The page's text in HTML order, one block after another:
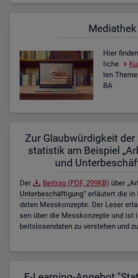
Me­dia­thek
Hier
li­che
len
BA
Zur Glaub­wür­dig­keit
sta­tis­tik am Bei­spiel
und
Der Bei­trag (PDF, 299KB) über
Un­ter­be­schäf­ti­gung“ er­läu­tert die
de­ten Mess­kon­zep­te. Der Leser
sen über die Mess­kon­zep­te und ist
beits­lo­sen­da­ten zu ver­ste­hen und